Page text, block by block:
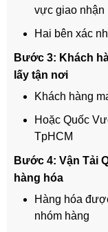
vực giao nhận
Hai bên xác
Bước 3: Khách
lấy tận nơi
Khách hàng
Hoặc Quốc
TpHCM
Bước 4: Vận Tải
hàng hóa
Hàng hóa
nhóm hàng